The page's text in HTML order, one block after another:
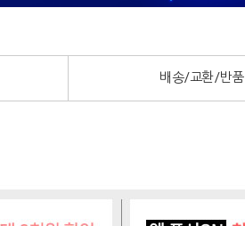
배송/교환/반품